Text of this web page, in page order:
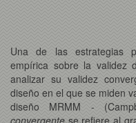
Una de las estrategias
empírica sobre la validez
analizar su validez
diseño en el que se miden
diseño MRMM -
convergente se refiere al